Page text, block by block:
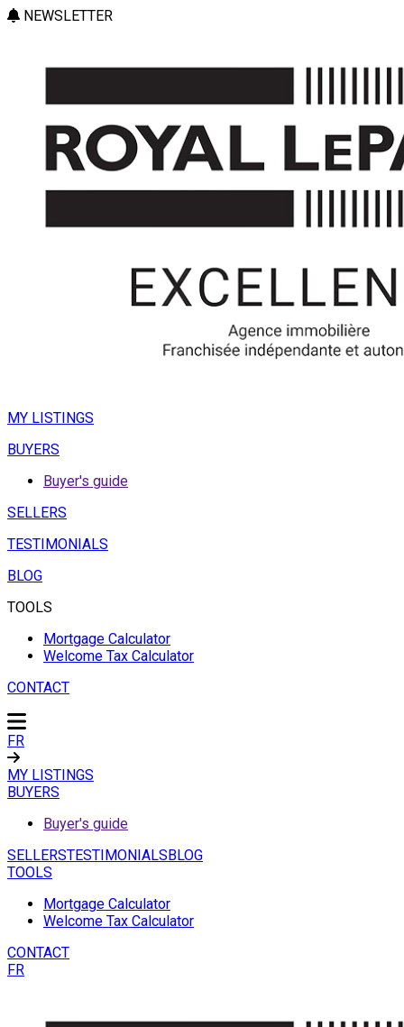
NEWSLETTER
MY LISTINGS
BUYERS
Buyer's guide
SELLERS
TESTIMONIALS
BLOG
TOOLS
Mortgage Calculator
Welcome Tax Calculator
CONTACT
FR
MY LISTINGS
BUYERS
Buyer's guide
SELLERSTESTIMONIALSBLOG
TOOLS
Mortgage Calculator
Welcome Tax Calculator
CONTACT
FR